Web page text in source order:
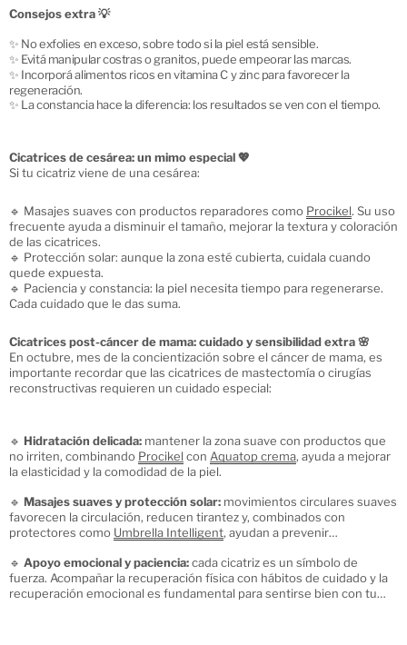
Consejos extra 💡
✨ No exfolies en exceso, sobre todo si la piel está sensible.
✨ Evitá manipular costras o granitos, puede empeorar las marcas.
✨ Incorporá alimentos ricos en vitamina C y zinc para favorecer la
regeneración.
✨ La constancia hace la diferencia: los resultados se ven con el tiempo.
Cicatrices de cesárea: un mimo especial 💖
Si tu cicatriz viene de una cesárea:
🔹 Masajes suaves con productos reparadores como Procikel. Su uso
frecuente ayuda a disminuir el tamaño, mejorar la textura y coloración
de las cicatrices.
🔹 Protección solar: aunque la zona esté cubierta, cuidala cuando
quede expuesta.
🔹 Paciencia y constancia: la piel necesita tiempo para regenerarse.
Cada cuidado que le das suma.
Cicatrices post-cáncer de mama: cuidado y sensibilidad extra 🌸
En octubre, mes de la concientización sobre el cáncer de mama, es
importante recordar que las cicatrices de mastectomía o cirugías
reconstructivas requieren un cuidado especial:
🔹 Hidratación delicada: mantener la zona suave con productos que
no irriten, combinando Procikel con Aquatop crema, ayuda a mejorar
la elasticidad y la comodidad de la piel.
🔹 Masajes suaves y protección solar: movimientos circulares suaves
favorecen la circulación, reducen tirantez y, combinados con
protectores como Umbrella Intelligent, ayudan a prevenir
🔹 Apoyo emocional y paciencia:cada cicatriz es un símbolo de
fuerza. Acompañar la recuperación física con hábitos de cuidado y la
recuperación emocional es fundamental para sentirse bien con tu